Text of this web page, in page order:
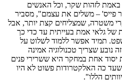
לזהות שקר, וכל האנשים
פייס' – משלים את עצמם", מסביר
משטרה, שמצליחים קצת יותר, אבל
של גלאי אמת בעייתית עד כדי כך
תמיד אפשר ללמוד לשלוט על
נובע שצריך טכנולוגיה אמינה
יסוד אחת במחקר היא ששרירי פנים
כה האלקטרודות פשוט לא היו
הללו".